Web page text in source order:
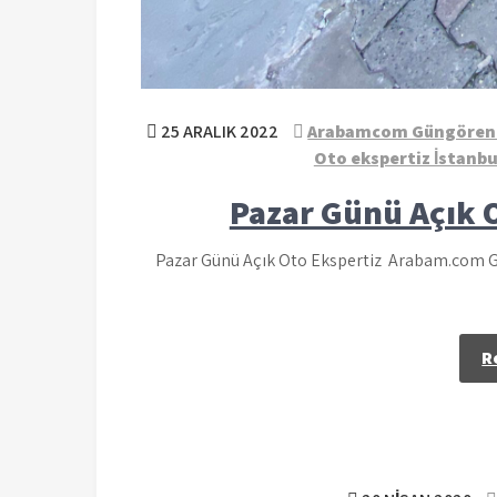
25 ARALIK 2022
Arabamcom
Oto ekspertiz
Pazar Günü
Pazar Günü Açık Oto Ekspertiz Arabam.com